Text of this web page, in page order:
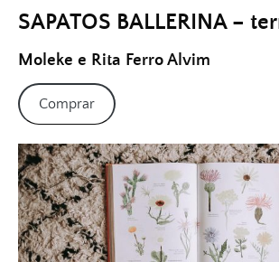
SAPATOS BALLERINA –
Moleke e Rita Ferro Alvim
Comprar